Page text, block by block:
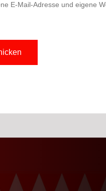
E-Mail-Adresse und eigene